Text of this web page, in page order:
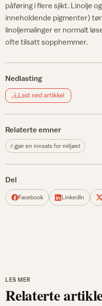
påføring i flere sjikt. Linolje
inneholdende pigmenter)
linoljemalinger er normalt
ofte tilsatt sopphemmer.
Nedlasting
Last ned artikkel
Relaterte emner
gjør en innsats for miljøet
Del
Facebook LinkedIn
LES MER
Relaterte